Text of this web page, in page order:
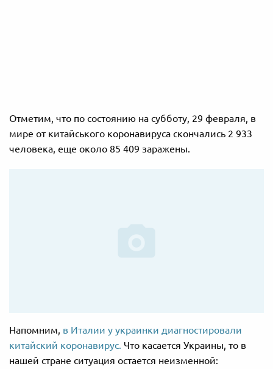
Отметим, что по состоянию на субботу, 29 февраля, в
мире от китайського коронавируса скончались 2 933
человека, еще около 85 409 заражены.
Напомним, в Италии у украинки диагностировали
китайский коронавирус. Что касается Украины, то в
нашей стране ситуация остается неизменной: